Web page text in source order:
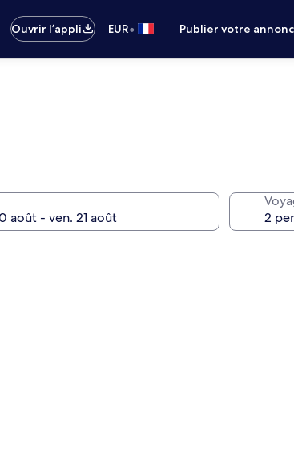
Ouvrir l’appli EUR• Publier votre